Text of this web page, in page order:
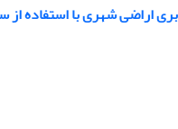
اراضی شهری با استفاده از